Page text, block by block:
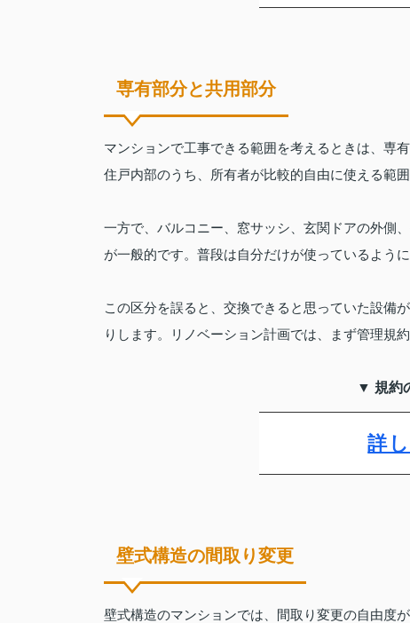
専有部分と共用部分
マンションで工事できる範囲を考えるときは、専
住戸内部のうち、所有者が比較的自由に使える範囲
一方で、バルコニー、窓サッシ、玄関ドアの外側
が一般的です。普段は自分だけが使っているよう
この区分を誤ると、交換できると思っていた設備
りします。リノベーション計画では、まず管理規
▼ 規約
詳
壁式構造の間取り変更
壁式構造のマンションでは、間取り変更の自由度